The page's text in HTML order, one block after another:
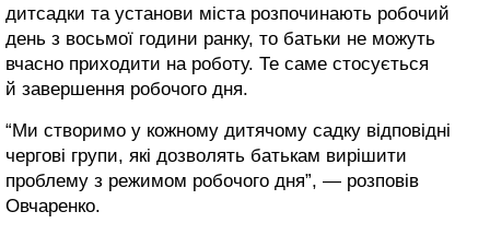
дитсадки та установи міста розпочинають робочий
день з восьмої години ранку, то батьки не можуть
вчасно приходити на роботу. Те саме стосується
й завершення робочого дня.
“Ми створимо у кожному дитячому садку відповідні
чергові групи, які дозволять батькам вирішити
проблему з режимом робочого дня”, — розповів
Овчаренко.